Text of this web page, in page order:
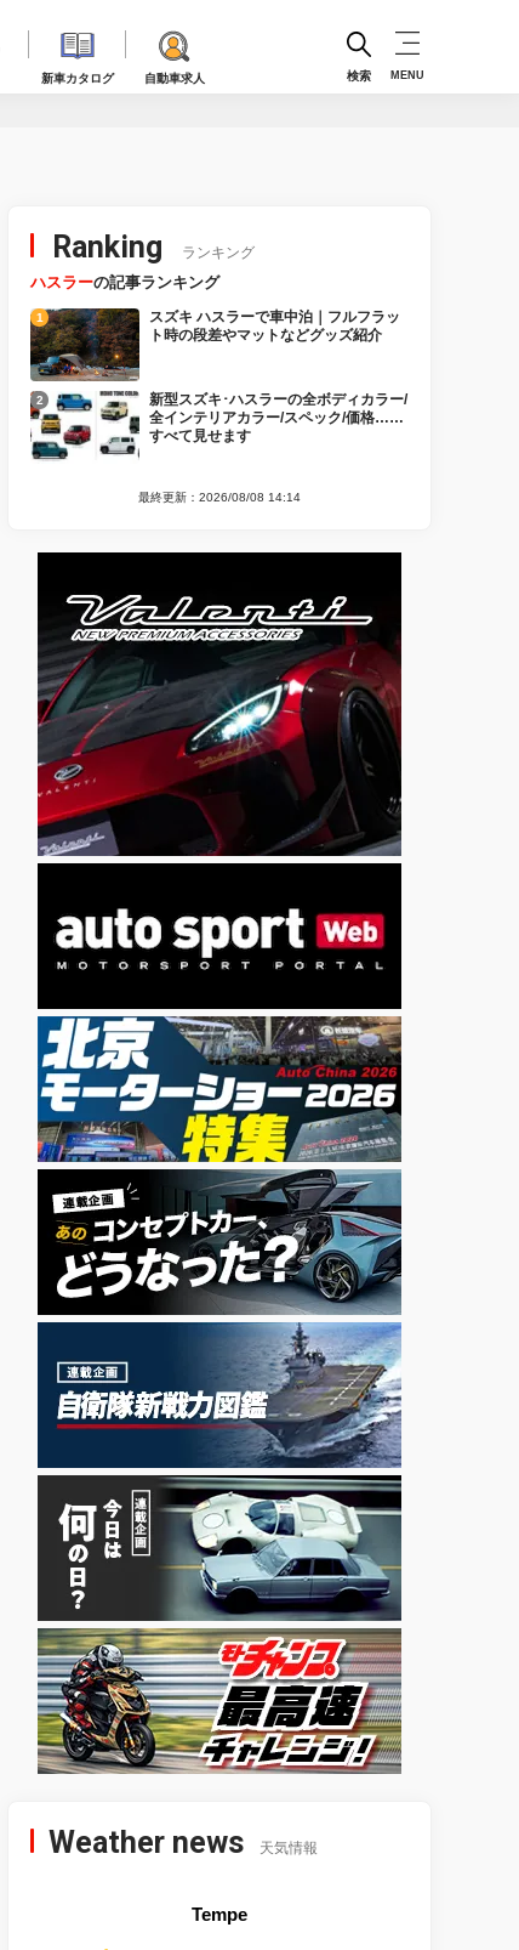
新車カタログ 自動車求人 検索 MENU
Ranking ランキング
ハスラーの記事ランキング
スズキ ハスラーで車中泊｜フルフラッ
ト時の段差やマットなどグッズ紹介
新型スズキ･ハスラーの全ボディカラー/
全インテリアカラー/スペック/価格……
すべて見せます
最終更新：2026/08/08 14:14
Weather news 天気情報
Tempe